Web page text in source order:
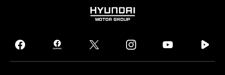
HYUNDAI
GROUP
facebook
hmg
journal
twitter instagram
tv